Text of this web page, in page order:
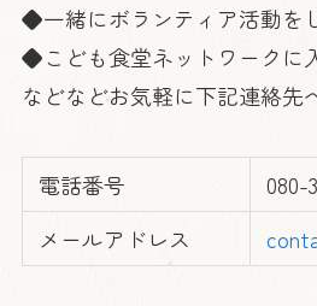
◆一緒にボランティア活動を
◆こども食堂ネットワークに
などなどお気軽に下記連絡先
電話番号
080-
メールアドレス